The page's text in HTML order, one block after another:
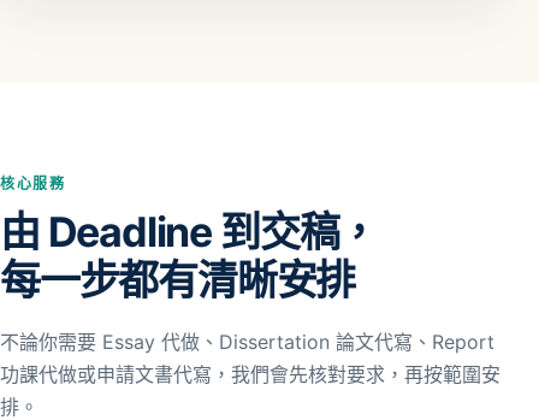
核心服務
由 Deadline 到交稿，
每一步都有清晰安排
不論你需要 Essay 代做、Dissertation 論文代寫、Report
功課代做或申請文書代寫，我們會先核對要求，再按範圍安
排。